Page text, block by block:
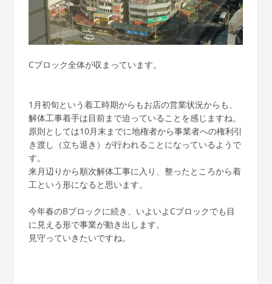
Cブロック全体が収まっています。
1月初旬という着工時期からもお店の営業状況からも、
解体工事着手は目前まで迫っていることを感じますね。
原則としては10月末までに地権者から事業者への権利引
き渡し（立ち退き）が行われることになっているようで
す。
来月辺りから順次解体工事に入り、整ったところから着
工という形になると思います。
今年春のBブロックに続き、いよいよCブロックでも目
に見える形で事業が動き出します。
見守っていきたいですね。